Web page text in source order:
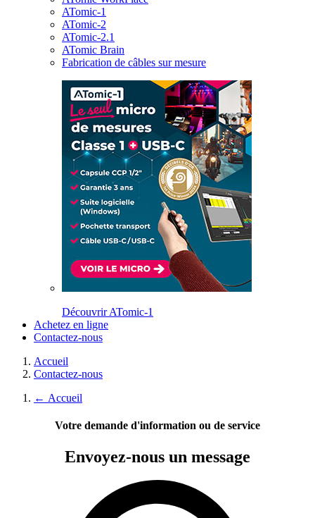
ATomic-1
ATomic-2
ATomic-2.1
ATomic Brain
Fabrication de câbles sur mesure
Découvrir ATomic-1
Achetez en ligne
Contactez-nous
Accueil
Contactez-nous
← Accueil
Votre demande d'information ou de service
Envoyez-nous un message